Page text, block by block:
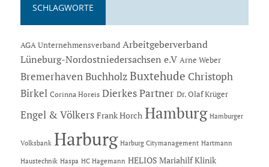
SCHLAGWORTE
AGA Unternehmensverband Arbeitgeberverband
Lüneburg-Nordostniedersachsen e.V Arne Weber
Bremerhaven Buchholz Buxtehude Christoph
Birkel Corinna Horeis Dierkes Partner Dr. Olaf Krüger
Engel & Völkers Frank Horch Hamburg Hamburger
Volksbank Harburg Harburg Citymanagement Hartmann
Haustechnik Haspa HC Hagemann HELIOS Mariahilf Klinik